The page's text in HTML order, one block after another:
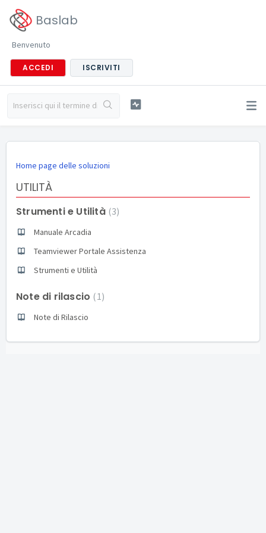
Baslab
Benvenuto
ACCEDI ISCRIVITI
Home page delle soluzioni
UTILITÀ
Strumenti e Utilità 3
Manuale Arcadia
Teamviewer Portale Assistenza
Strumenti e Utilità
Note di rilascio 1
Note di Rilascio